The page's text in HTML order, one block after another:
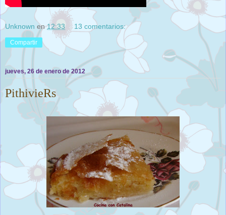
Unknown en12:33 13 comentarios:
Compartir
jueves, 26 de enero de 2012
PithivieRs